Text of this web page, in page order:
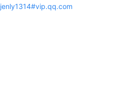
jenly1314#vip.qq.com